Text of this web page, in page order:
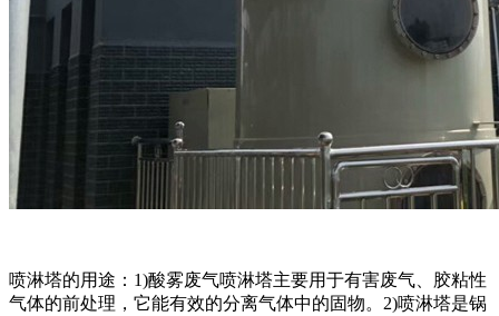
喷淋塔的用途：1)酸雾废气喷淋塔主要用于有害废气、胶粘性
气体的前处理，它能有效的分离气体中的固物。2)喷淋塔是锅